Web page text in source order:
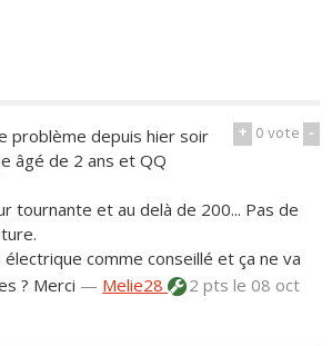
+ 0vote -
problème depuis hier soir
âgé de 2 ans et QQ
tournante et au delà de 200... Pas de
électrique comme conseillé et ça ne va
? Merci — Melie28 2 ptsle 08 oct